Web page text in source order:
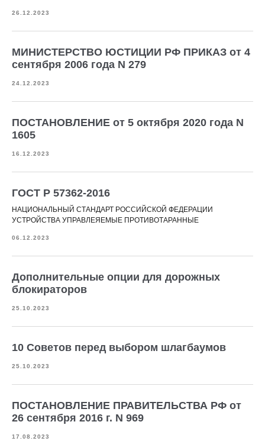
26.12.2023
МИНИСТЕРСТВО ЮСТИЦИИ РФ ПРИКАЗ от 4
сентября 2006 года N 279
24.12.2023
ПОСТАНОВЛЕНИЕ от 5 октября 2020 года N
1605
16.12.2023
ГОСТ Р 57362-2016
НАЦИОНАЛЬНЫЙ СТАНДАРТ РОССИЙСКОЙ ФЕДЕРАЦИИ
УСТРОЙСТВА УПРАВЛЕЯЕМЫЕ ПРОТИВОТАРАННЫЕ
06.12.2023
Дополнительные опции для дорожных
блокираторов
25.10.2023
10 Советов перед выбором шлагбаумов
25.10.2023
ПОСТАНОВЛЕНИЕ ПРАВИТЕЛЬСТВА РФ от
26 сентября 2016 г. N 969
17.08.2023